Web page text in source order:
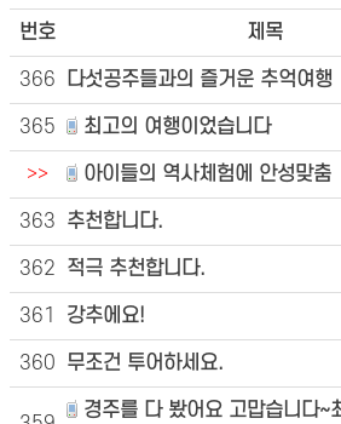
번호 제목
366 다섯공주들과의 즐거운 추억여행
365 최고의 여행이었습니다
>> 아이들의 역사체험에 안성맞춤
363 추천합니다.
362 적극 추천합니다.
361 강추에요!
360 무조건 투어하세요.
경주를 다 봤어요 고맙습니다~